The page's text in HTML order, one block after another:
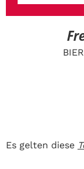
Es gelten diese